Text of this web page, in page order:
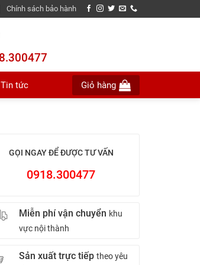
Chính sách bảo hành
Tin tức Giỏ hàng
GỌI NGAY ĐỂ ĐƯỢC TƯ VẤN
0918.300477
Miễn phí vận chuyển khu
vực nội thành
Sản xuất trực tiếptheo yêu